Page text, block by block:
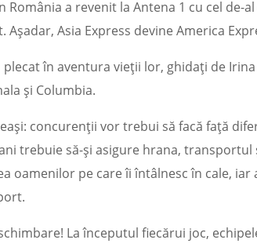
România a revenit la Antena 1 cu cel de-
Asia Express devine America
în aventura vieții lor, ghidați de
și Columbia.
concurenții vor trebui să facă față
trebuie să-și asigure hrana, transportul
oamenilor pe care îi întâlnesc în cale,
La începutul fiecărui joc,